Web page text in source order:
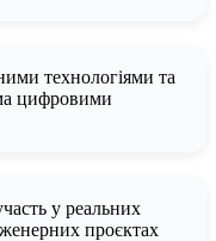
технологіями та
цифровими
у реальних
проєктах